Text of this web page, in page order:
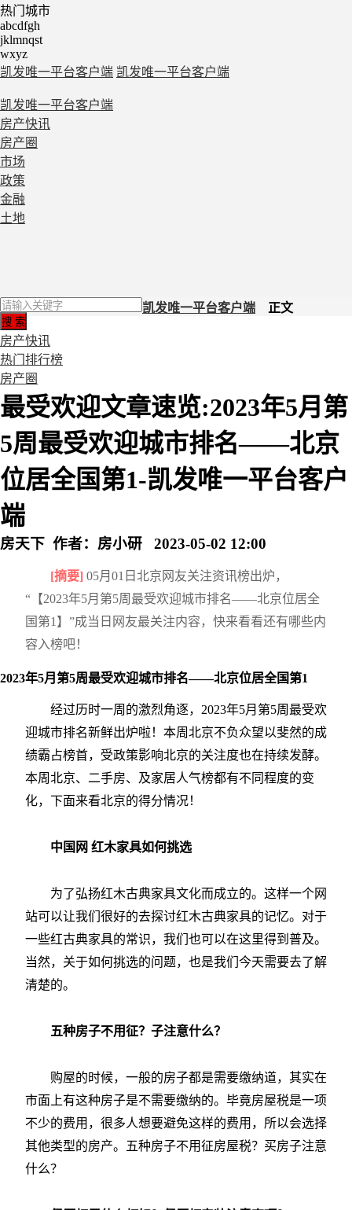
热门城市
abcdfgh
jklmnqst
wxyz
凯发唯一平台客户端 凯发唯一平台客户端
凯发唯一平台客户端
房产快讯
房产圈
市场
政策
金融
土地
房产快讯
热门排行榜
房产圈
凯发唯一平台客户端 正文
最受欢迎文章速览:2023年5月第
5周最受欢迎城市排名——北京
位居全国第1-凯发唯一平台客户
端
房天下 作者：房小研 2023-05-02 12:00
[摘要] 05月01日北京网友关注资讯榜出炉，
“【2023年5月第5周最受欢迎城市排名——北京位居全
国第1】”成当日网友最关注内容，快来看看还有哪些内
容入榜吧！
2023年5月第5周最受欢迎城市排名——北京位居全国第1
经过历时一周的激烈角逐，2023年5月第5周最受欢
迎城市排名新鲜出炉啦！本周北京不负众望以斐然的成
绩霸占榜首，受政策影响北京的关注度也在持续发酵。
本周北京、二手房、及家居人气榜都有不同程度的变
化，下面来看北京的得分情况！
中国网 红木家具如何挑选
为了弘扬红木古典家具文化而成立的。这样一个网
站可以让我们很好的去探讨红木古典家具的记忆。对于
一些红古典家具的常识，我们也可以在这里得到普及。
当然，关于如何挑选的问题，也是我们今天需要去了解
清楚的。
五种房子不用征？子注意什么？
购屋的时候，一般的房子都是需要缴纳道，其实在
市面上有这种房子是不需要缴纳的。毕竟房屋税是一项
不少的费用，很多人想要避免这样的费用，所以会选择
其他类型的房产。五种房子不用征房屋税？买房子注意
什么？